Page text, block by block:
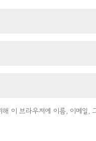
해 이 브라우저에 이름, 이메일,